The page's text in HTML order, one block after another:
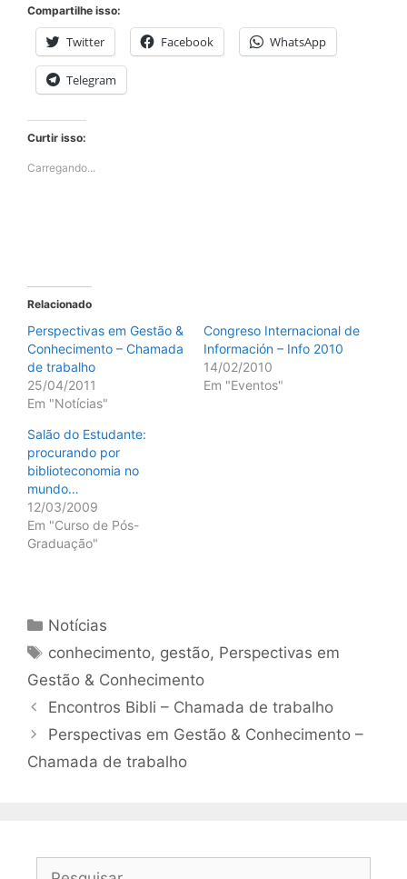
Compartilhe isso:
Twitter Facebook WhatsApp
Telegram
Curtir isso:
Carregando...
Relacionado
Perspectivas em Gestão &
Conhecimento – Chamada
de trabalho
25/04/2011
Em "Notícias"
Congreso Internacional de
Información – Info 2010
14/02/2010
Em "Eventos"
Salão do Estudante:
procurando por
biblioteconomia no
mundo…
12/03/2009
Em "Curso de Pós-
Graduação"
Categorias
Notícias
Tags
conhecimento, gestão, Perspectivas em
Gestão & Conhecimento
Encontros Bibli – Chamada de trabalho
Perspectivas em Gestão & Conhecimento –
Chamada de trabalho